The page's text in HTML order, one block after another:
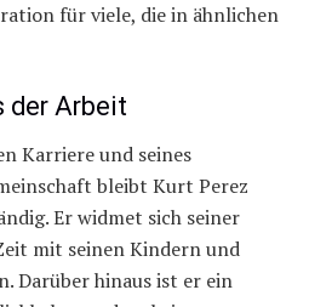
für viele, die in ähnlichen
der Arbeit
Karriere und seines
bleibt Kurt Perez
Er widmet sich seiner
mit seinen Kindern und
Darüber hinaus ist er ein